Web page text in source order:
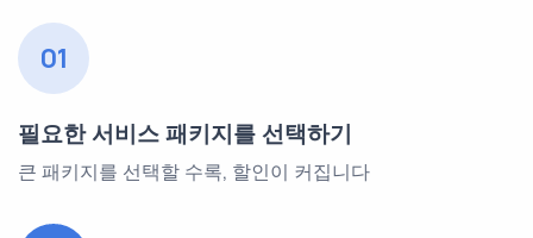
01
필요한 서비스 패키지를 선택하기
큰 패키지를 선택할 수록, 할인이 커집니다